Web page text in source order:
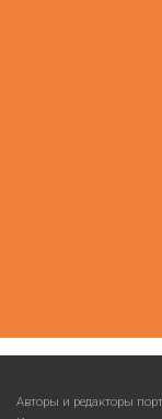
Авторы и редакторы